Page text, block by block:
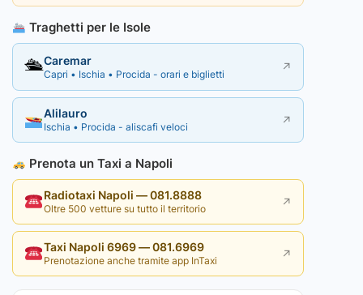
Traghetti per le Isole
🛳Caremar
Capri • Ischia • Procida - orari e biglietti ↗
Alilauro
Ischia • Procida - aliscafi veloci ↗
Prenota un Taxi a Napoli
Radiotaxi Napoli — 081.8888
Oltre 500 vetture su tutto il territorio ↗
Taxi Napoli 6969 — 081.6969
Prenotazione anche tramite app InTaxi ↗